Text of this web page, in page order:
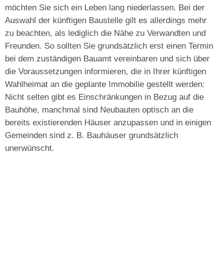
möchten Sie sich ein Leben lang niederlassen. Bei der
Auswahl der künftigen Baustelle gilt es allerdings mehr
zu beachten, als lediglich die Nähe zu Verwandten und
Freunden. So sollten Sie grundsätzlich erst einen Termin
bei dem zuständigen Bauamt vereinbaren und sich über
die Voraussetzungen informieren, die in Ihrer künftigen
Wahlheimat an die geplante Immobilie gestellt werden:
Nicht selten gibt es Einschränkungen in Bezug auf die
Bauhöhe, manchmal sind Neubauten optisch an die
bereits existierenden Häuser anzupassen und in einigen
Gemeinden sind z. B. Bauhäuser grundsätzlich
unerwünscht.